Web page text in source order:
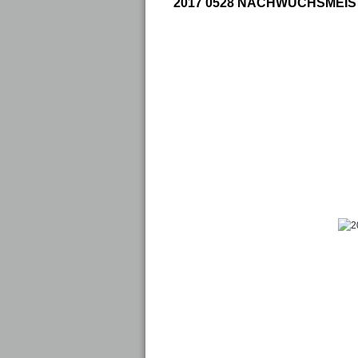
2017 0528